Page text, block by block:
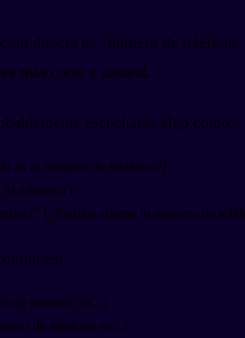
directa de "número de
más corto y natural.
escucharás algo como:
es tu número de teléfono?)
número?)
(¿Podrías darme tu número de
es:
de teléfono es...)
de teléfono es...)